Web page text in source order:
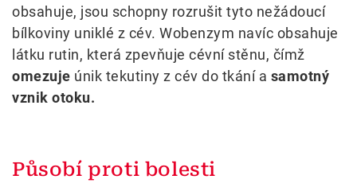
obsahuje, jsou schopny rozrušit tyto nežádoucí
bílkoviny uniklé z cév. Wobenzym navíc obsahuje
látku rutin, která zpevňuje cévní stěnu, čímž
omezuje únik tekutiny z cév do tkání a samotný
vznik otoku.
Působí proti bolesti